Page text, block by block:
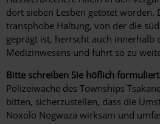
dort sieben Lesben getötet worden.
transphobe Haltung, von der die
geprägt ist, herrscht auch innerhalb
Medizinwesens und führt so zu
Bitte schreiben Sie höflich
Polizeiwache des Townships
bitten, sicherzustellen, dass die
Noxolo Nogwaza wirksam und